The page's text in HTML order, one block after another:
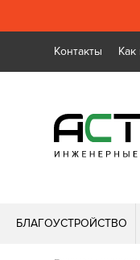
Контакты Как
БЛАГОУСТРОЙСТВО